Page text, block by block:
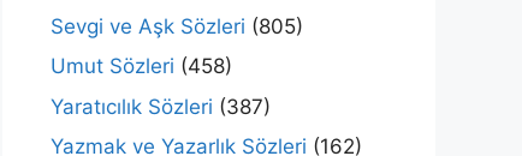
Sevgi ve Aşk Sözleri (805)
Umut Sözleri (458)
Yaratıcılık Sözleri (387)
Yazmak ve Yazarlık Sözleri (162)